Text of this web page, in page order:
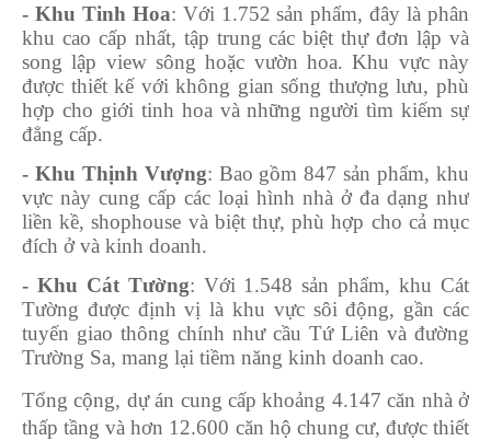
- Khu Tinh Hoa: Với 1.752 sản phẩm, đây là phân
khu cao cấp nhất, tập trung các biệt thự đơn lập và
song lập view sông hoặc vườn hoa. Khu vực này
được thiết kế với không gian sống thượng lưu, phù
hợp cho giới tinh hoa và những người tìm kiếm sự
đẳng cấp.
- Khu Thịnh Vượng: Bao gồm 847 sản phẩm, khu
vực này cung cấp các loại hình nhà ở đa dạng như
liền kề, shophouse và biệt thự, phù hợp cho cả mục
đích ở và kinh doanh.
- Khu Cát Tường: Với 1.548 sản phẩm, khu Cát
Tường được định vị là khu vực sôi động, gần các
tuyến giao thông chính như cầu Tứ Liên và đường
Trường Sa, mang lại tiềm năng kinh doanh cao.
Tổng cộng, dự án cung cấp khoảng 4.147 căn nhà ở
thấp tầng và hơn 12.600 căn hộ chung cư, được thiết